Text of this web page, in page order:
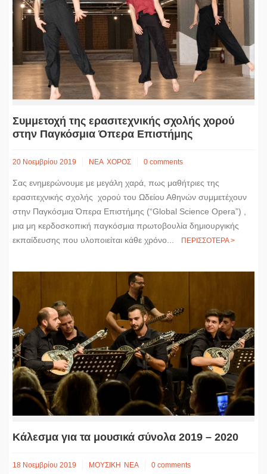
k
e
n
k
Συμμετοχή της ερασιτεχνικής σχολής χορού
στην Παγκόσμια Όπερα Επιστήμης
20 Νοεμβρίου 2019 ΝΕΑ ΧΟΡΟΣ 0 comments
Σας ενημερώνουμε με μεγάλη χαρά, πως μαθήτριες της
ερασιτεχνικής σχολής χορού του Ωδείου Αθηνών συμμετέχουν
στην Παγκόσμια Όπερα Επιστήμης (“Global Science Opera”) ,
μια μη κερδοσκοπική παγκόσμια πρωτοβουλία δημιουργικής
εκπαίδευσης που υλοποιείται κάθε χρόνο...
ΠΕΡΙΣΣΟΤΕΡΑ >
Κάλεσμα για τα μουσικά σύνολα 2019 – 2020
18 Νοεμβρίου 2019 ΜΟΥΣΙΚΗ ΝΕΑ 0 comments